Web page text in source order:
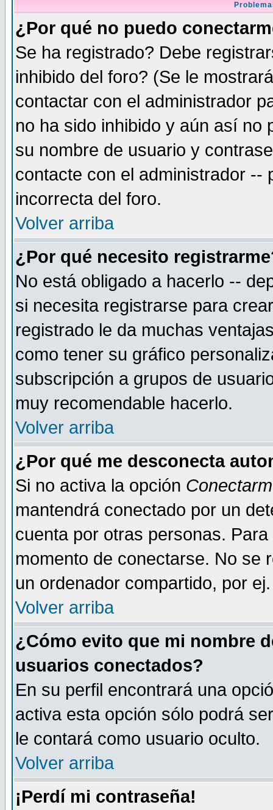
¿Por qué no puedo
Se ha registrado? Debe
inhibido del foro? (Se le
contactar con el administrador
no ha sido inhibido y aún así
su nombre de usuario y
contacte con el administrador --
incorrecta del foro.
Volver arriba
¿Por qué necesito
No está obligado a hacerlo --
si necesita registrarse para
registrado le da muchas
como tener su gráfico
subscripción a grupos de
muy recomendable hacerlo.
Volver arriba
¿Por qué me desconecta
Si no activa la opción
mantendrá conectado por un
cuenta por otras personas.
momento de conectarse. No se
un ordenador compartido, por
Volver arriba
¿Cómo evito que mi nombre
usuarios conectados?
En su perfil encontrará una
activa esta opción sólo podrá
le contará como usuario oculto.
Volver arriba
¡Perdí mi contraseña!